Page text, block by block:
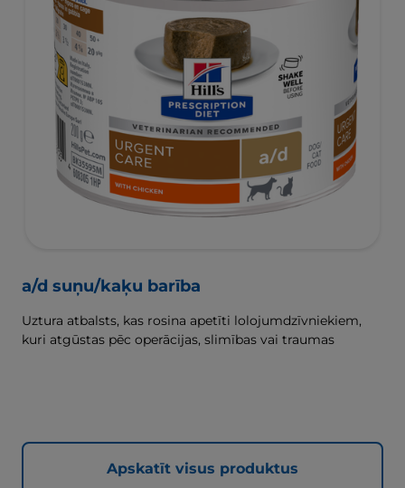
a/d suņu/kaķu barība
Uztura atbalsts, kas rosina apetīti lolojumdzīvniekiem,
kuri atgūstas pēc operācijas, slimības vai traumas
Apskatīt visus produktus